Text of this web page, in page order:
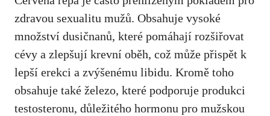
zdravou sexualitu mužů. Obsahuje vysoké
množství dusičnanů, které pomáhají rozšiřovat
cévy a zlepšují krevní oběh, což může přispět k
lepší erekci a zvýšenému libidu. Kromě toho
obsahuje také železo, které podporuje produkci
testosteronu, důležitého hormonu pro mužskou